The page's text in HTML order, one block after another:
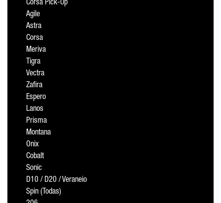
Corsa Pick-Up
Agile
Astra
Corsa
Meriva
Tigra
Vectra
Zafira
Espero
Lanos
Prisma
Montana
Onix
Cobalt
Sonic
D10 / D20 / Veraneio
Spin (Todas)